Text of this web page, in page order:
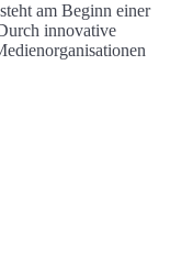
am Beginn einer
innovative